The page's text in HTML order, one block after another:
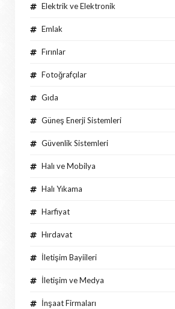
Elektrik ve Elektronik
Emlak
Fırınlar
Fotoğrafçılar
Gıda
Güneş Enerji Sistemleri
Güvenlik Sistemleri
Halı ve Mobilya
Halı Yıkama
Harfiyat
Hırdavat
İletişim Bayiileri
İletişim ve Medya
İnşaat Firmaları